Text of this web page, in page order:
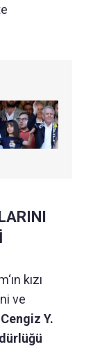
kızı
ve
Cengiz Y.